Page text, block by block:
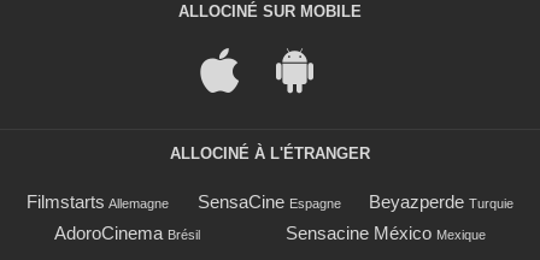
ALLOCINÉ SUR MOBILE
ALLOCINÉ À L'ÉTRANGER
Filmstarts Allemagne SensaCine Espagne Beyazperde Turquie
AdoroCinema Brésil Sensacine México Mexique